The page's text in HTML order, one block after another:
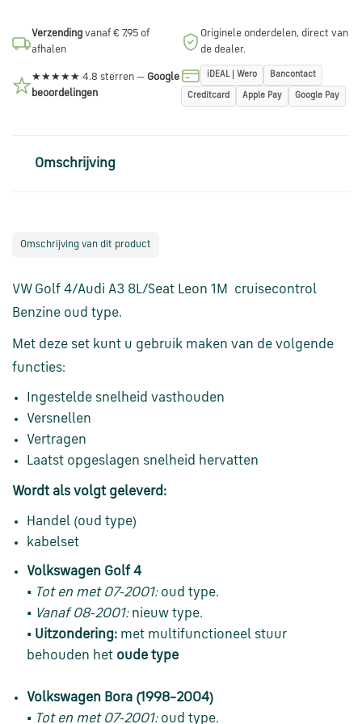
Retourinformatie
Verzending vanaf € 7,95 of
afhalen
Originele onderdelen, direct van
de dealer.
★★★★★ 4.8 sterren — Google
beoordelingen
iDEAL | Wero Bancontact
Creditcard Apple Pay Google Pay
Omschrijving
Omschrijving van dit product
VW Golf 4/Audi A3 8L/Seat Leon 1M cruisecontrol
Benzine oud type.
Met deze set kunt u gebruik maken van de volgende
functies:
Ingestelde snelheid vasthouden
Versnellen
Vertragen
Laatst opgeslagen snelheid hervatten
Wordt als volgt geleverd:
Handel (oud type)
kabelset
Volkswagen Golf 4
• Tot en met 07-2001:oud type.
• Vanaf 08-2001:nieuw type.
• Uitzondering: met multifunctioneel stuur
behouden het oude type
Volkswagen Bora (1998–2004)
• Tot en met 07-2001:oud type.